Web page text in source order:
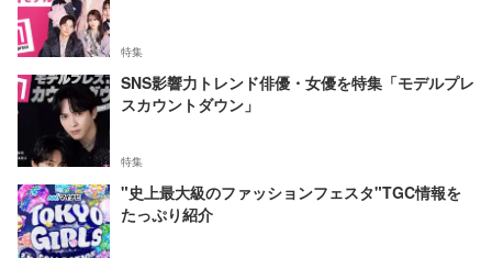
特集
SNS影響力トレンド俳優・女優を特集「モデルプレ
スカウントダウン」
特集
"史上最大級のファッションフェスタ"TGC情報を
たっぷり紹介